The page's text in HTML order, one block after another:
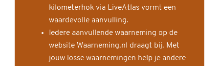
kilometerhok via LiveAtlas vormt een
waardevolle aanvulling.
Iedere aanvullende waarneming op de
website Waarneming.nl draagt bij. Met
jouw losse waarnemingen help je andere